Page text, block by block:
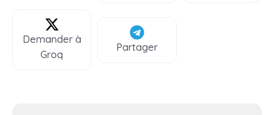
Demander à
Groq
Partager